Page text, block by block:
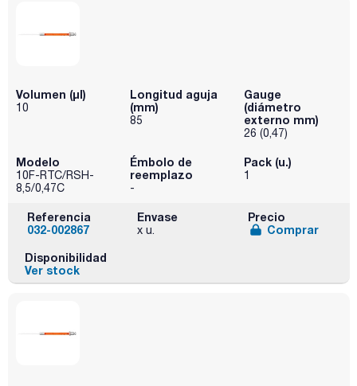
Volumen (µl)
10
Longitud aguja
(mm)
85
Gauge
(diámetro
externo mm)
26 (0,47)
Modelo
10F-RTC/RSH-
8,5/0,47C
Émbolo de
reemplazo
-
Pack (u.)
1
Referencia
032-002867
Envase
x u.
Precio
Comprar
Disponibilidad
Ver stock